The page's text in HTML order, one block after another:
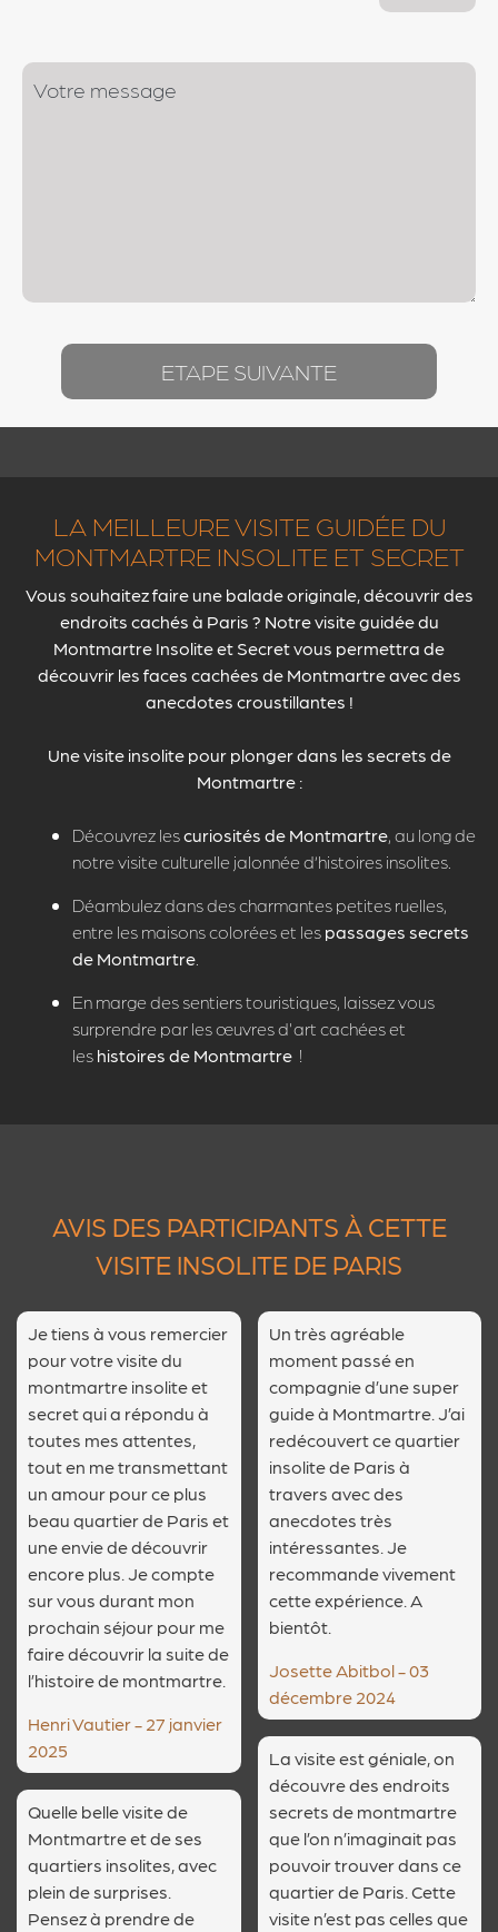
ETAPE SUIVANTE
LA MEILLEURE VISITE GUIDÉE DU
MONTMARTRE INSOLITE ET SECRET
Vous souhaitez faire unebalade originale, découvrir des
endroits cachés à Paris? Notre visite guidée du
Montmartre Insolite et Secretvous permettra de
découvrir lesfaces cachées de Montmartreavec des
anecdotes croustillantes !
Une visite insolite pour plonger dans les secrets de
Montmartre :
Découvrez lescuriosités de Montmartre, au long de
notre visite culturelle jalonnée d’histoires insolites.
Déambulez dans des charmantes petites ruelles,
entre les maisons colorées et lespassages secrets
de Montmartre.
En marge des sentiers touristiques, laissez vous
surprendre par les œuvres d'art cachées et
leshistoires de Montmartre !
AVIS DES PARTICIPANTS À CETTE
VISITE INSOLITE DE PARIS
Je tiens à vous remercier
pour votre visite du
montmartre insolite et
secret qui a répondu à
toutes mes attentes,
tout en me transmettant
un amour pour ce plus
beau quartier de Paris et
une envie de découvrir
encore plus. Je compte
sur vous durant mon
prochain séjour pour me
faire découvrir la suite de
l’histoire de montmartre.
Henri Vautier - 27 janvier
2025
Un très agréable
moment passé en
compagnie d’une super
guide à Montmartre. J’ai
redécouvert ce quartier
insolite de Paris à
travers avec des
anecdotes très
intéressantes. Je
recommande vivement
cette expérience. A
bientôt.
Josette Abitbol - 03
décembre 2024
La visite est géniale, on
découvre des endroits
secrets de montmartre
que l’on n’imaginait pas
pouvoir trouver dans ce
quartier de Paris. Cette
visite n’est pas celles que
Quelle belle visite de
Montmartre et de ses
quartiers insolites, avec
plein de surprises.
Pensez à prendre de